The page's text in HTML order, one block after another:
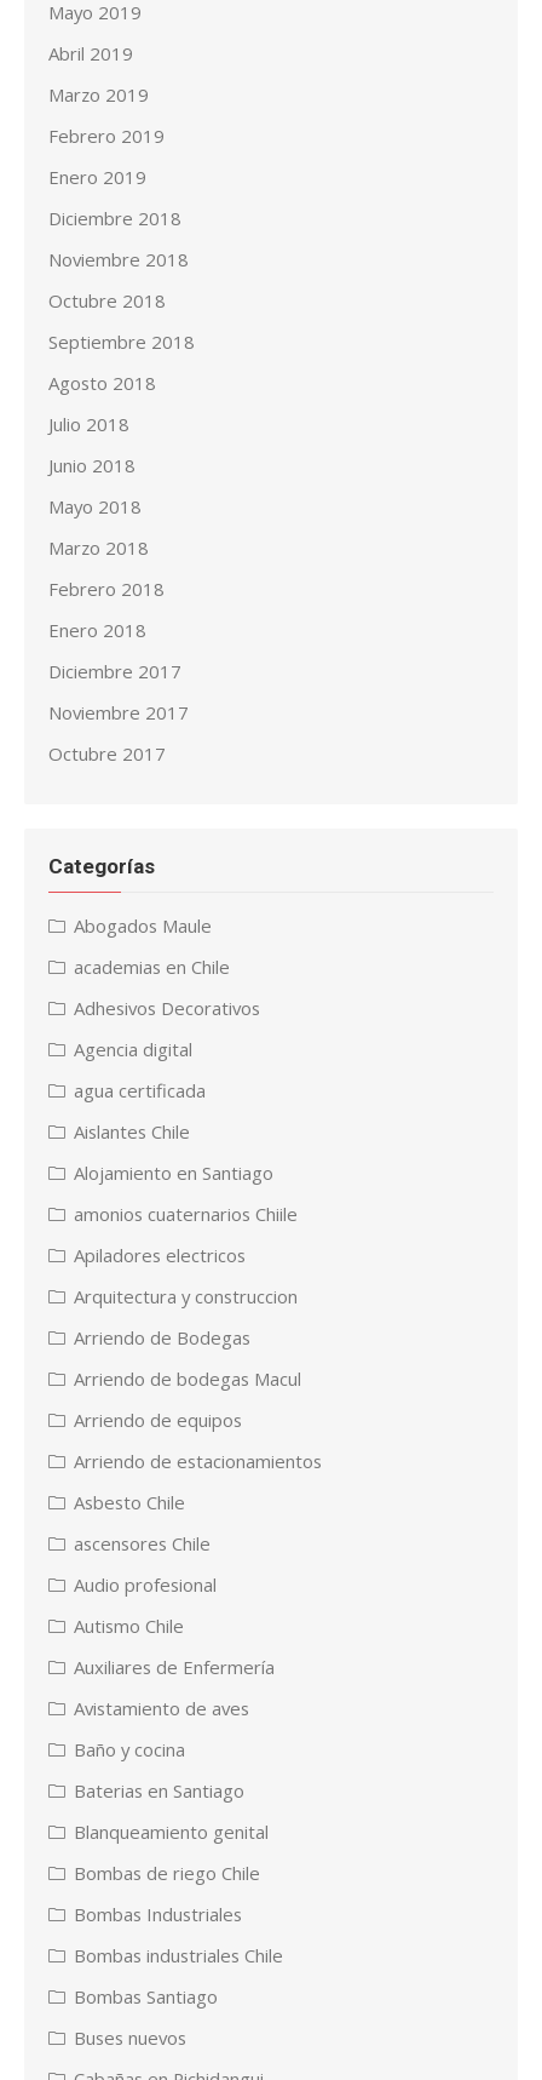
Mayo 2019
Abril 2019
Marzo 2019
Febrero 2019
Enero 2019
Diciembre 2018
Noviembre 2018
Octubre 2018
Septiembre 2018
Agosto 2018
Julio 2018
Junio 2018
Mayo 2018
Marzo 2018
Febrero 2018
Enero 2018
Diciembre 2017
Noviembre 2017
Octubre 2017
Categorías
Abogados Maule
academias en Chile
Adhesivos Decorativos
Agencia digital
agua certificada
Aislantes Chile
Alojamiento en Santiago
amonios cuaternarios Chiile
Apiladores electricos
Arquitectura y construccion
Arriendo de Bodegas
Arriendo de bodegas Macul
Arriendo de equipos
Arriendo de estacionamientos
Asbesto Chile
ascensores Chile
Audio profesional
Autismo Chile
Auxiliares de Enfermería
Avistamiento de aves
Baño y cocina
Baterias en Santiago
Blanqueamiento genital
Bombas de riego Chile
Bombas Industriales
Bombas industriales Chile
Bombas Santiago
Buses nuevos